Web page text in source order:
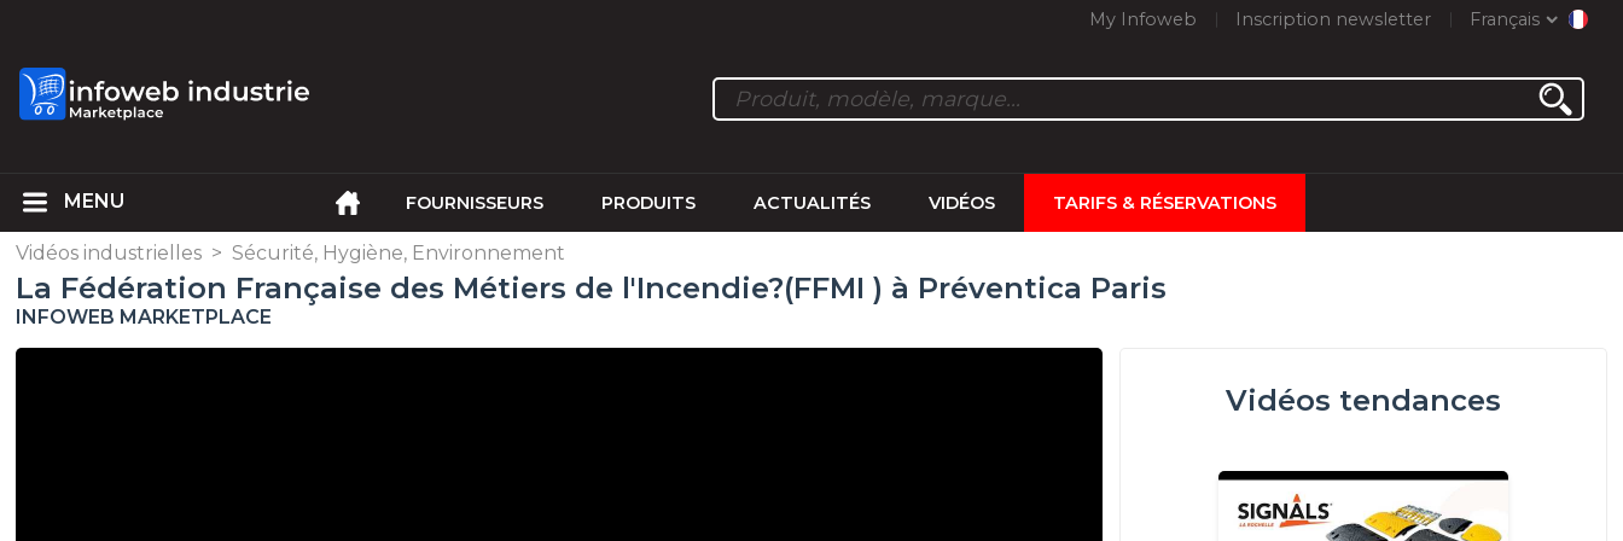
My Infoweb Inscription newsletter Français
FOURNISSEURS PRODUITS ACTUALITÉS VIDÉOS TARIFS & RÉSERVATIONS
Vidéos industrielles > Sécurité, Hygiène, Environnement
La Fédération Française des Métiers de l'Incendie?(FFMI ) à Préventica Paris
INFOWEB MARKETPLACE
Vidéos tendances